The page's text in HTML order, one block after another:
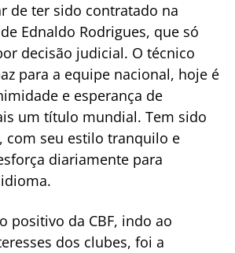
de ter sido contratado na
Ednaldo Rodrigues, que só
decisão judicial. O técnico
para a equipe nacional, hoje é
e esperança de
um título mundial. Tem sido
com seu estilo tranquilo e
diariamente para
positivo da CBF, indo ao
dos clubes, foi a